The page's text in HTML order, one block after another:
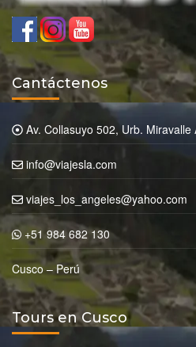
Cantáctenos
Av. Collasuyo 502, Urb. Miravalle
info@viajesla.com
viajes_los_angeles@yahoo.com
+51 984 682 130
Cusco – Perú
Tours en Cusco